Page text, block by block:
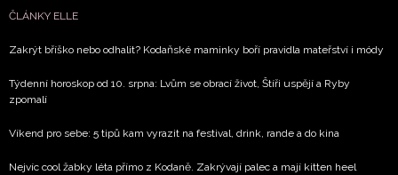
ČLÁNKY ELLE
Zakrýt bříško nebo odhalit? Kodaňské maminky boří pravidla mateřství i módy
Týdenní horoskop od 10. srpna: Lvům se obrací život, Štíři uspějí a Ryby
zpomalí
Víkend pro sebe: 5 tipů kam vyrazit na festival, drink, rande a do kina
Nejvíc cool žabky léta přímo z Kodaně. Zakrývají palec a mají kitten heel